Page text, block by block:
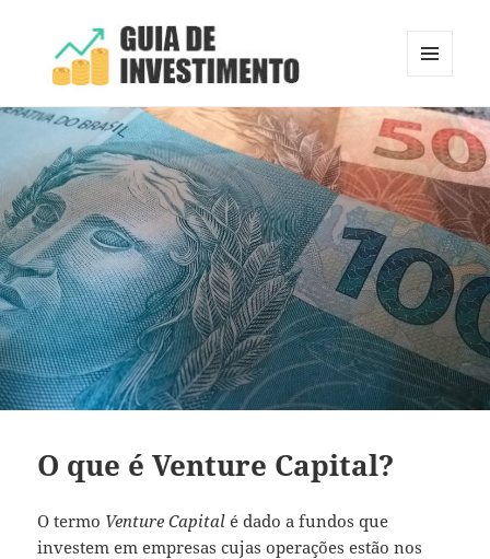
Guia de Investimento
E
WIDGETS
O que é Venture Capital?
O termo Venture Capital é dado a fundos que
investem em empresas cujas operações estão nos